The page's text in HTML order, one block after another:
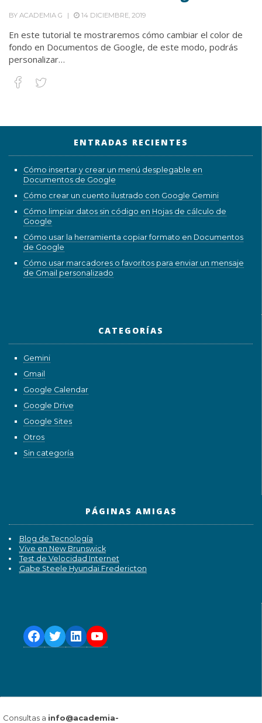
BY ACADEMIA G 14 DICIEMBRE, 2019
En este tutorial te mostraremos cómo cambiar el color de
fondo en Documentos de Google, de este modo, podrás
personalizar…
ENTRADAS RECIENTES
Cómo insertar y crear un menú desplegable en
Documentos de Google
Cómo crear un cuento ilustrado con Google Gemini
Cómo limpiar datos sin código en Hojas de cálculo de
Google
Cómo usar la herramienta copiar formato en Documentos
de Google
Cómo usar marcadores o favoritos para enviar un mensaje
de Gmail personalizado
CATEGORÍAS
Gemini
Gmail
Google Calendar
Google Drive
Google Sites
Otros
Sin categoría
PÁGINAS AMIGAS
Blog de Tecnología
Vive en New Brunswick
Test de Velocidad Internet
Gabe Steele Hyundai Fredericton
Consultas a info@academia-